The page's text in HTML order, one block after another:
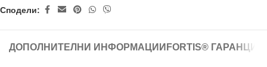
Сподели:
ДОПОЛНИТЕЛНИ ИНФОРМАЦИИ FORTIS®